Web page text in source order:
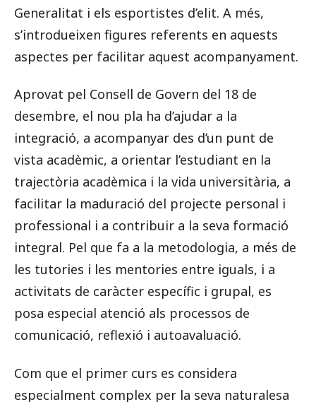
Generalitat i els esportistes d’elit. A més,
s’introdueixen figures referents en aquests
aspectes per facilitar aquest acompanyament.
Aprovat pel Consell de Govern del 18 de
desembre, el nou pla ha d’ajudar a la
integració, a acompanyar des d’un punt de
vista acadèmic, a orientar l’estudiant en la
trajectòria acadèmica i la vida universitària, a
facilitar la maduració del projecte personal i
professional i a contribuir a la seva formació
integral. Pel que fa a la metodologia, a més de
les tutories i les mentories entre iguals, i a
activitats de caràcter específic i grupal, es
posa especial atenció als processos de
comunicació, reflexió i autoavaluació.
Com que el primer curs es considera
especialment complex per la seva naturalesa